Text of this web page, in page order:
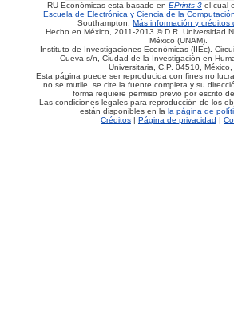
RU-Económicas está basado en EPrints 3 el cual
Escuela de Electrónica y Ciencia de la
Southampton.Más información y créditos
Hecho en México, 2011-2013 © D.R. Universidad
México (UNAM).
Instituto de Investigaciones Económicas (IIEc).
Cueva s/n, Ciudad de la Investigación en
Universitaria, C.P. 04510, México,
Esta página puede ser reproducida con fines no
no se mutile, se cite la fuente completa y su
forma requiere permiso previo por escrito
Las condiciones legales para reproducción de los
están disponibles en lala página de
Créditos| Página de privacidad |